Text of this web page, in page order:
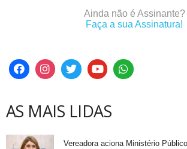
Ainda não é Assinante?
Faça a sua Assinatura!
AS MAIS LIDAS
Vereadora aciona Ministério